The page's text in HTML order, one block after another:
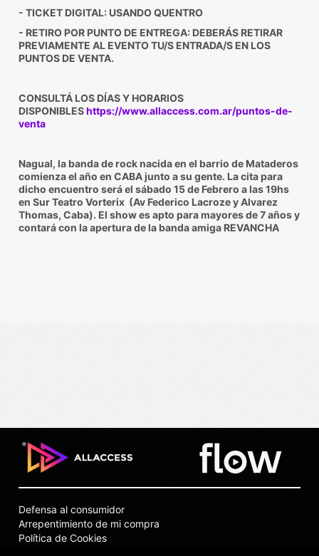
- TICKET DIGITAL: USANDO QUENTRO
- RETIRO POR PUNTO DE ENTREGA: DEBERÁS RETIRAR
PREVIAMENTE AL EVENTO TU/S ENTRADA/S EN LOS
PUNTOS DE VENTA.
CONSULTÁ LOS DÍAS Y HORARIOS
DISPONIBLEShttps://www.allaccess.com.ar/puntos-de-
venta
Nagual, la banda de rock nacida en el barrio de Mataderos
comienza el año en CABA junto a su gente. La cita para
dicho encuentro será el sábado 15 de Febrero a las 19hs
en Sur Teatro Vorterix (Av Federico Lacroze y Alvarez
Thomas, Caba). El show es apto para mayores de 7 años y
contará con la apertura de la banda amiga REVANCHA
Política de Cookies
Arrepentimiento de mi compra
Defensa al consumidor